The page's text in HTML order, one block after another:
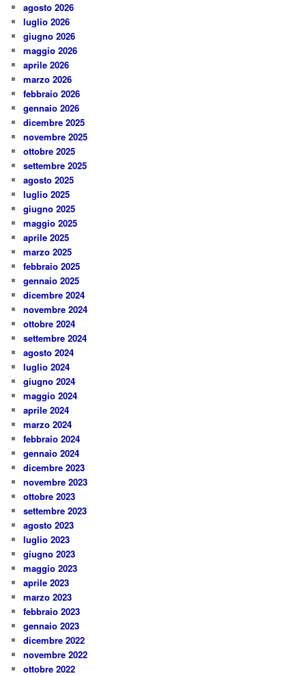
agosto 2026
luglio 2026
giugno 2026
maggio 2026
aprile 2026
marzo 2026
febbraio 2026
gennaio 2026
dicembre 2025
novembre 2025
ottobre 2025
settembre 2025
agosto 2025
luglio 2025
giugno 2025
maggio 2025
aprile 2025
marzo 2025
febbraio 2025
gennaio 2025
dicembre 2024
novembre 2024
ottobre 2024
settembre 2024
agosto 2024
luglio 2024
giugno 2024
maggio 2024
aprile 2024
marzo 2024
febbraio 2024
gennaio 2024
dicembre 2023
novembre 2023
ottobre 2023
settembre 2023
agosto 2023
luglio 2023
giugno 2023
maggio 2023
aprile 2023
marzo 2023
febbraio 2023
gennaio 2023
dicembre 2022
novembre 2022
ottobre 2022